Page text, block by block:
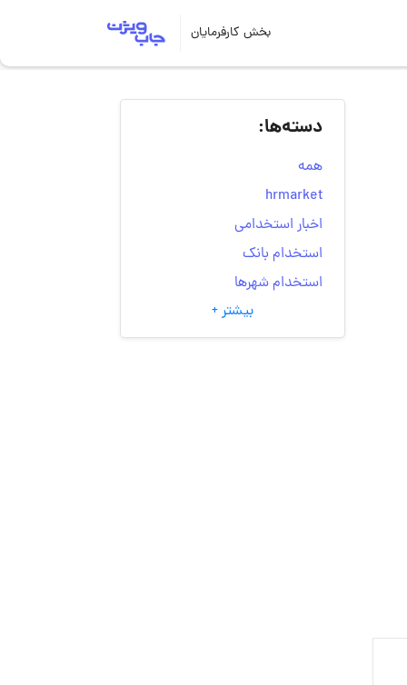
بخش کارفرمایان
دسته‌ها:
همه
hrmarket
اخبار استخدامی
استخدام بانک
استخدام شهرها
انتخاب مسیر شغلی
به‌روزرسانی‌های سایت
بیشتر +